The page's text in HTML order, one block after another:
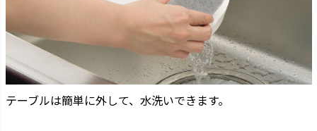
テーブルは簡単に外して、水洗いできます。